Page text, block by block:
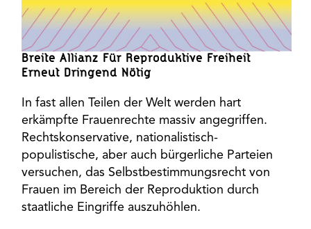
Breite Allianz Für Reproduktive Freiheit
Erneut Dringend Nötig
In fast allen Teilen der Welt werden hart
erkämpfte Frauenrechte massiv angegriffen.
Rechtskonservative, nationalistisch-
populistische, aber auch bürgerliche Parteien
versuchen, das Selbstbestimmungsrecht von
Frauen im Bereich der Reproduktion durch
staatliche Eingriffe auszuhöhlen.